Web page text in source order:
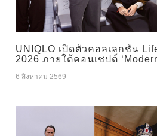
UNIQLO เปิดตัวคอลเลกชัน
2026 ภายใต้คอนเซปต์
6 สิงหาคม 2569